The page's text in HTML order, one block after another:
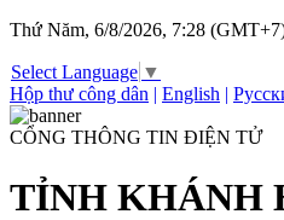
Thứ Năm, 6/8/2026, 7:28
Select Language ▼
Hộp thư công dân | English |
CỔNG THÔNG TIN ĐIỆN TỬ
TỈNH KHÁNH